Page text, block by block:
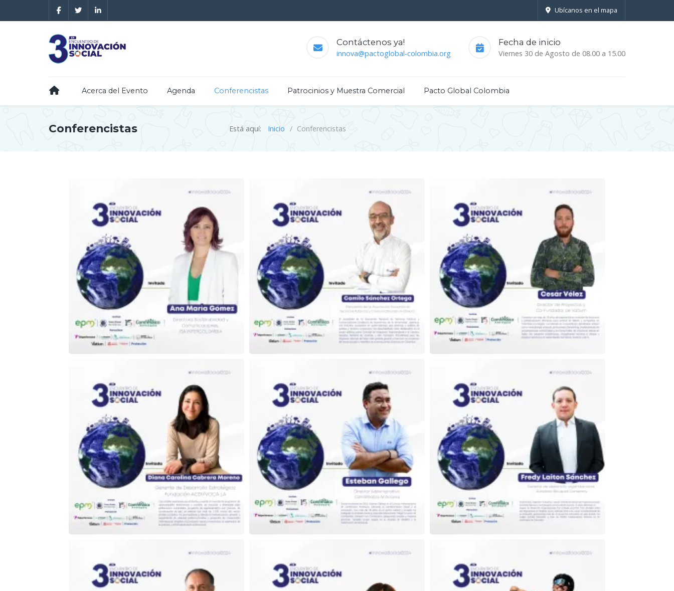
Ubícanos en el mapa
Contáctenos ya!
innova@pactoglobal-colombia.org
Fecha de inicio
Viernes 30 de Agosto de 08.00 a 15.00
Acerca del Evento Agenda Conferencistas Patrocinios y Muestra Comercial Pacto Global Colombia
Conferencistas Está aquí: Inicio Conferencistas